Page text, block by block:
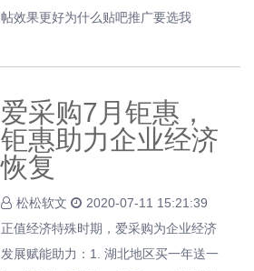
帖效果更好为什么贴吧推广要选我
爱采购7月钜惠，
钜惠助力企业经济
恢复
松松软文
2020-07-11 15:21:39
正值经济特殊时期，爱采购为企业经济
发展赋能助力：1. 湖北地区买一年送一